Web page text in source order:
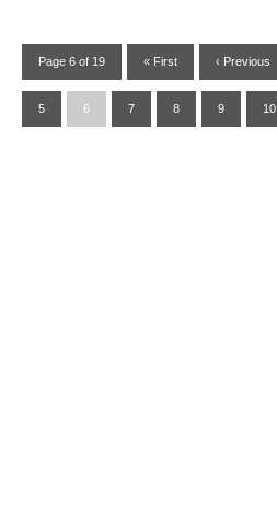
Page 6 of 19 « First ‹ Previous
5 6 7 8 9 10